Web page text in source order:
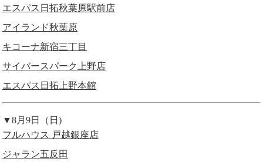
エスパス日拓秋葉原駅前店
アイランド秋葉原
キコーナ新宿三丁目
サイバースパーク上野店
エスパス日拓上野本館
▼8月9日（日)
フルハウス 戸越銀座店
ジャラン五反田